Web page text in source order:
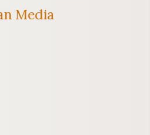
Media